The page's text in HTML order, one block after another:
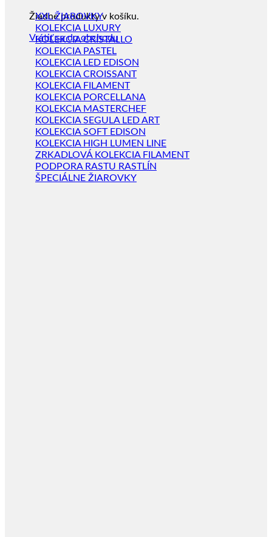
Žiadne produkty v košíku.
Vrátiť sa do obchodu
XXL ŽIAROVKY
KOLEKCIA LUXURY
KOLEKCIA CRISTALLO
KOLEKCIA PASTEL
KOLEKCIA LED EDISON
KOLEKCIA CROISSANT
KOLEKCIA FILAMENT
KOLEKCIA PORCELLANA
KOLEKCIA MASTERCHEF
KOLEKCIA SEGULA LED ART
KOLEKCIA SOFT EDISON
KOLEKCIA HIGH LUMEN LINE
ZRKADLOVÁ KOLEKCIA FILAMENT
PODPORA RASTU RASTLÍN
ŠPECIÁLNE ŽIAROVKY